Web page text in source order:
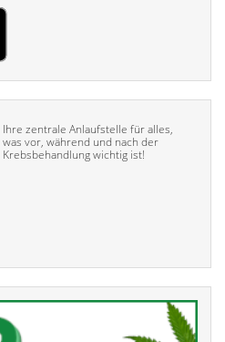
Ihre zentrale Anlaufstelle für alles,
was vor, während und nach der
Krebsbehandlung wichtig ist!